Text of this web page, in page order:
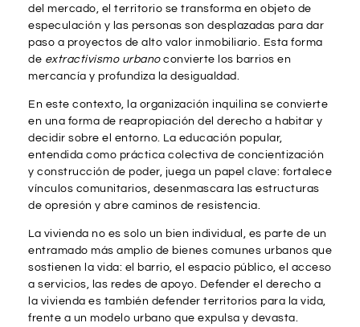
del mercado, el territorio se transforma en objeto de
especulación y las personas son desplazadas para dar
paso a proyectos de alto valor inmobiliario. Esta forma
de extractivismo urbanoconvierte los barrios en
mercancía y profundiza la desigualdad.
En este contexto, la organización inquilina se convierte
en una forma de reapropiación del derecho a habitar y
decidir sobre el entorno. La educación popular,
entendida como práctica colectiva de concientización
y construcción de poder, juega un papel clave: fortalece
vínculos comunitarios, desenmascara las estructuras
de opresión y abre caminos de resistencia.
La vivienda no es solo un bien individual, es parte de un
entramado más amplio de bienes comunes urbanos que
sostienen la vida: el barrio, el espacio público, el acceso
a servicios, las redes de apoyo. Defender el derecho a
la vivienda es también defender territorios para la vida,
frente a un modelo urbano que expulsa y devasta.